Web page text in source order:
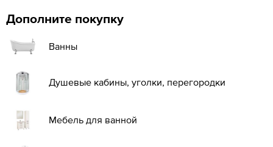
Дополните покупку
Ванны
Душевые кабины, уголки, перегородки
Мебель для ванной